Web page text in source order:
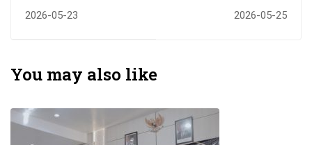
UIN Antasari
LSP: Bekali
Mahasiswa
dengan Sertifikasi
Kompetensi Resmi
2026-05-23
UIN Antasari
2026-05-25
You may also like